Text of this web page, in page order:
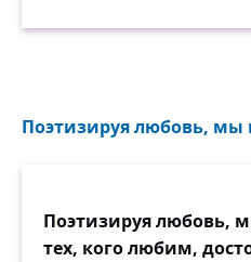
Поэтизируя любовь, мы
Поэтизируя любовь,
тех, кого любим,